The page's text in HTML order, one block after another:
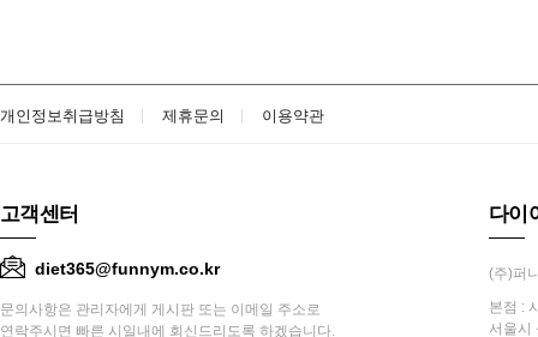
개인정보취급방침 제휴문의 이용약관
고객센터
diet365@funnym.co.kr
문의사항은 관리자에게 게시판 또는 이메일 주소로
연락주시면 빠른 시일내에 회신드리도록 하겠습니다.
다이
(주)퍼
본점 :
서울시